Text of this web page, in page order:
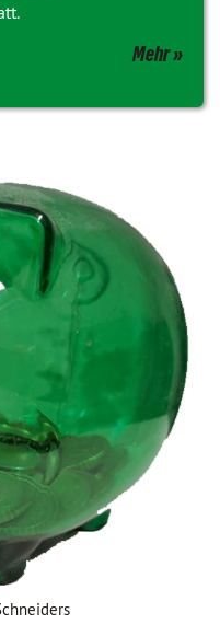
Mehr